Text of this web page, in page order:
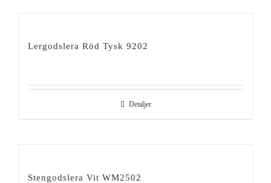
Lergodslera Röd Tysk 9202
Detaljer
Stengodslera Vit WM2502